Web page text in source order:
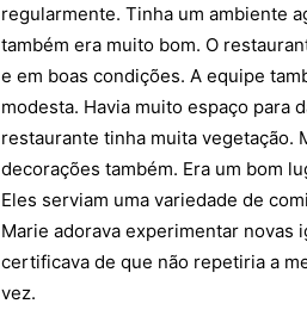
regularmente. Tinha um ambiente
também era muito bom. O
e em boas condições. A equipe
modesta. Havia muito espaço para
restaurante tinha muita vegetação.
decorações também. Era um bom
Eles serviam uma variedade de
Marie adorava experimentar novas
certificava de que não repetiria a
vez.